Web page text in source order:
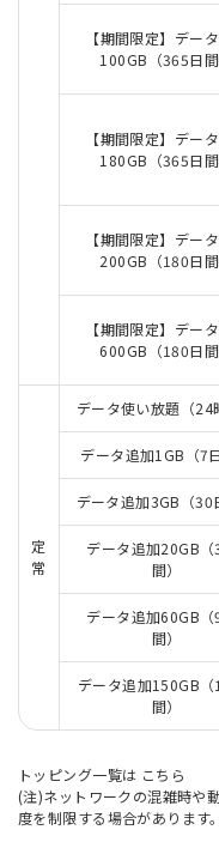
【期間限定】デー
100GB（365日間
【期間限定】デー
180GB（365日間
【期間限定】デー
200GB（180日間
【期間限定】デー
600GB（180日間
定
常
データ使い放題（24
データ追加1GB（7日
データ追加3GB（30
データ追加20GB（
間）
データ追加60GB（
間）
データ追加150GB（
間）
トッピング一覧は こちら
(注)ネットワークの混雑時や
度を制限する場合があります。